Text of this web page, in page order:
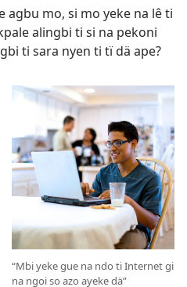
agbu mo, si mo yeke na lê ti
alingbi ti si na pekoni
ti sara nyen ti tï dä ape?
“Mbi yeke gue na ndo ti Internet gi
na ngoi so azo ayeke dä”